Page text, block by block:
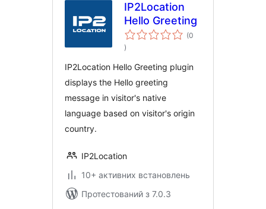
IP2Location
Hello Greeting
(0
загальний
рейтинг
)
IP2Location Hello Greeting plugin
displays the Hello greeting
message in visitor's native
language based on visitor's origin
country.
IP2Location
10+ активних встановлень
Протестований з 7.0.3